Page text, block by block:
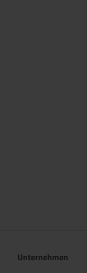
Unternehmen